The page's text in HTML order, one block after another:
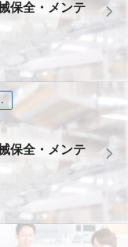
保全・メンテ
ン株式会社
保全・メンテ